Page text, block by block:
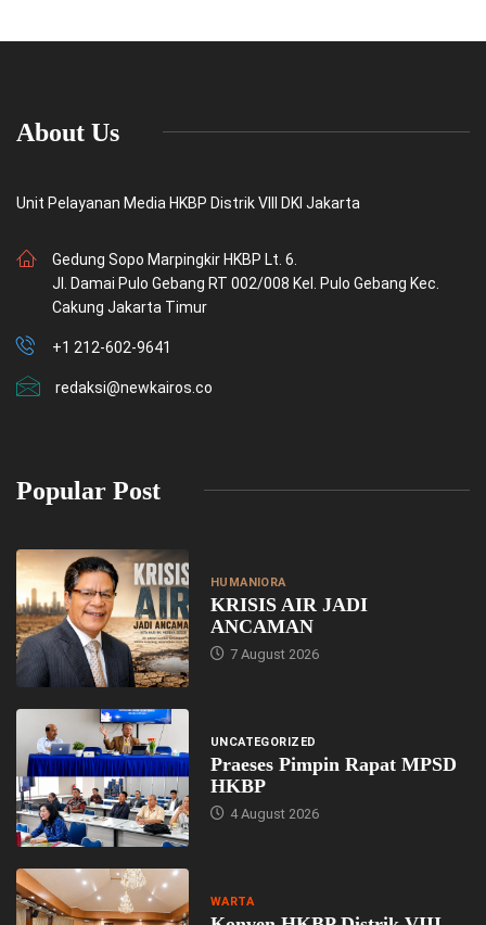
About Us
Unit Pelayanan Media HKBP Distrik VIII DKI Jakarta
Gedung Sopo Marpingkir HKBP Lt. 6.
Jl. Damai Pulo Gebang RT 002/008 Kel. Pulo Gebang Kec.
Cakung Jakarta Timur
+1 212-602-9641
redaksi@newkairos.co
Popular Post
HUMANIORA
KRISIS AIR JADI
ANCAMAN
7 August 2026
UNCATEGORIZED
Praeses Pimpin Rapat MPSD
HKBP
4 August 2026
WARTA